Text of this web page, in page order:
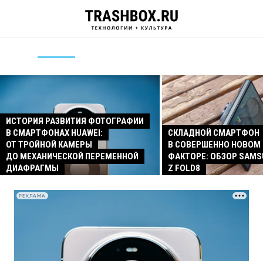
ИСТОРИЯ РАЗВИТИЯ ФОТОГРАФИИ
В СМАРТФОНАХ HUAWEI:
ОТ ТРОЙНОЙ КАМЕРЫ
ДО МЕХАНИЧЕСКОЙ ПЕРЕМЕННОЙ
ДИАФРАГМЫ
СКЛАДНОЙ СМАРТФОН
В СОВЕРШЕННО
ФАКТОРЕ: ОБЗОР
Z FOLD8
РЕКЛАМА